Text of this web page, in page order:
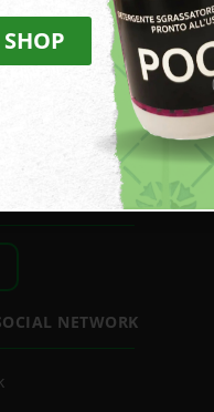
2
Milanese (MI)
–Fax+39 02 9880486
IVA 09782200969
Condizioni di vendita
NOSTRO SHOP
NETWORK